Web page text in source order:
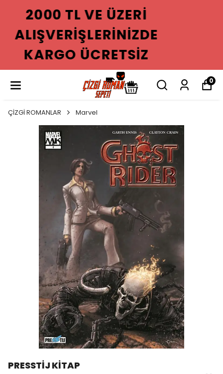
2000 TL VE ÜZERI
ALIŞVERIŞLERINIZDE
KARGO ÜCRETSIZ
0
ÇİZGİ ROMANLAR Marvel
PRESSTİJ KİTAP